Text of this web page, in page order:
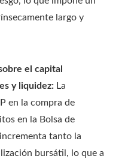
largo y
el capital
y liquidez: La
en la compra de
en la Bolsa de
tanto la
bursátil, lo que a